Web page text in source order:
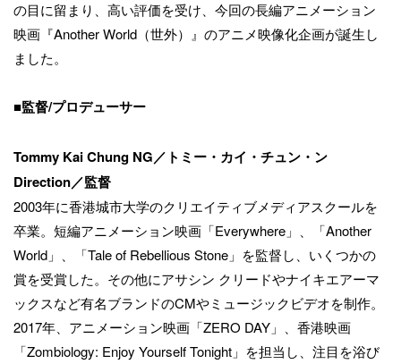
の目に留まり、高い評価を受け、今回の長編アニメーション
映画『Another World（世外）』のアニメ映像化企画が誕生し
ました。
■監督/プロデューサー
Tommy Kai Chung NG／トミー・カイ・チュン・ン
Direction／監督
2003年に香港城市大学のクリエイティブメディアスクールを
卒業。短編アニメーション映画「Everywhere」、「Another
World」、「Tale of Rebellious Stone」を監督し、いくつかの
賞を受賞した。その他にアサシン クリードやナイキエアーマ
ックスなど有名ブランドのCMやミュージックビデオを制作。
2017年、アニメーション映画「ZERO DAY」、香港映画
「Zombiology: Enjoy Yourself Tonight」を担当し、注目を浴び